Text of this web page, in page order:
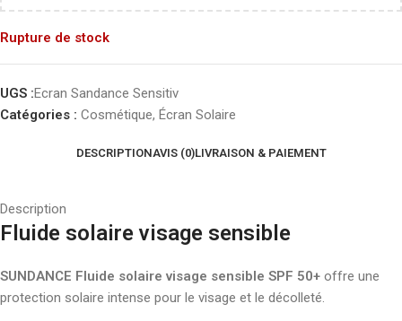
Rupture de stock
UGS :Ecran Sandance Sensitiv
Catégories : Cosmétique, Écran Solaire
DESCRIPTIONAVIS (0)LIVRAISON & PAIEMENT
Description
Fluide solaire visage sensible
SUNDANCE Fluide solaire visage sensible SPF 50+ offre une
protection solaire intense pour le visage et le décolleté.